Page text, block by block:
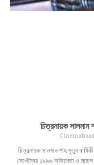
চিত্রনায়ক সালমান
চিত্রনায়ক সালমান শাহ মৃত্যু
সেপ্টেম্বর ১৯৯৬ অভিনেতা ও